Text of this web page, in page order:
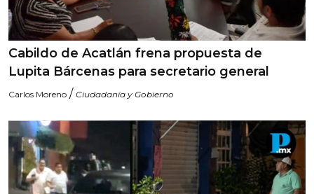
Cabildo de Acatlán frena propuesta de
Lupita Bárcenas para secretario general
Carlos Moreno / Ciudadanía y Gobierno